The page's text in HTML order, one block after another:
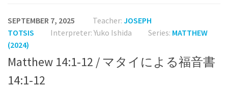
SEPTEMBER 7, 2025 Teacher: JOSEPH
TOTSIS
Interpreter: Yuko Ishida Series: MATTHEW
(2024)
Matthew 14:1-12 / マタイによる福音書
14:1-12